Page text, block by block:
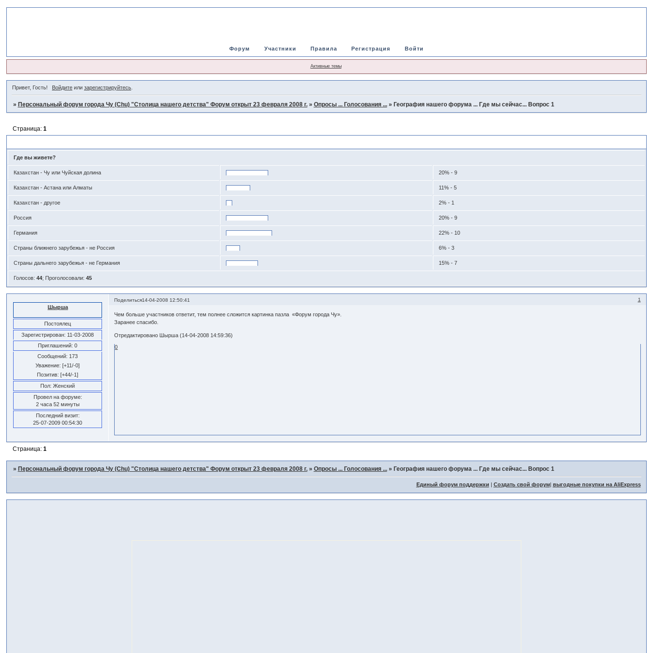
Форум Участники Правила Регистрация Войти
Активные темы
Привет, Гость! Войдитеили зарегистрируйтесь.
» Персональный форум города Чу (Chu) "Столица нашего детства" Форум открыт 23 февраля 2008 г. » Опросы ... Голосования ... » География нашего форума ... Где мы сейчас... Вопрос 1
Страница: 1
Где вы живете?
Казахстан - Чу или Чуйская долина 20% - 9
Казахстан - Астана или Алматы 11% - 5
Казахстан - другое 2% - 1
Россия 20% - 9
Германия 22% - 10
Страны ближнего зарубежья - не Россия 6% - 3
Страны дальнего зарубежья - не Германия 15% - 7
Голосов:44; Проголосовали:45
Поделиться 1
14-04-2008 12:50:41
Шырша
Постоялец
Зарегистрирован: 11-03-2008
Приглашений: 0
Сообщений: 173
Уважение: [+11/-0]
Позитив: [+44/-1]
Пол: Женский
Провел на форуме:
2 часа 52 минуты
Последний визит:
25-07-2009 00:54:30
Чем больше участников ответит, тем полнее сложится картинка пазла «Форум города Чу».
Заранее спасибо.
Отредактировано Шырша (14-04-2008 14:59:36)
0
Страница: 1
» Персональный форум города Чу (Chu) "Столица нашего детства" Форум открыт 23 февраля 2008 г. » Опросы ... Голосования ... » География нашего форума ... Где мы сейчас... Вопрос 1
Единый форум поддержки | Создать свой форум| выгодные покупки на AliExpress